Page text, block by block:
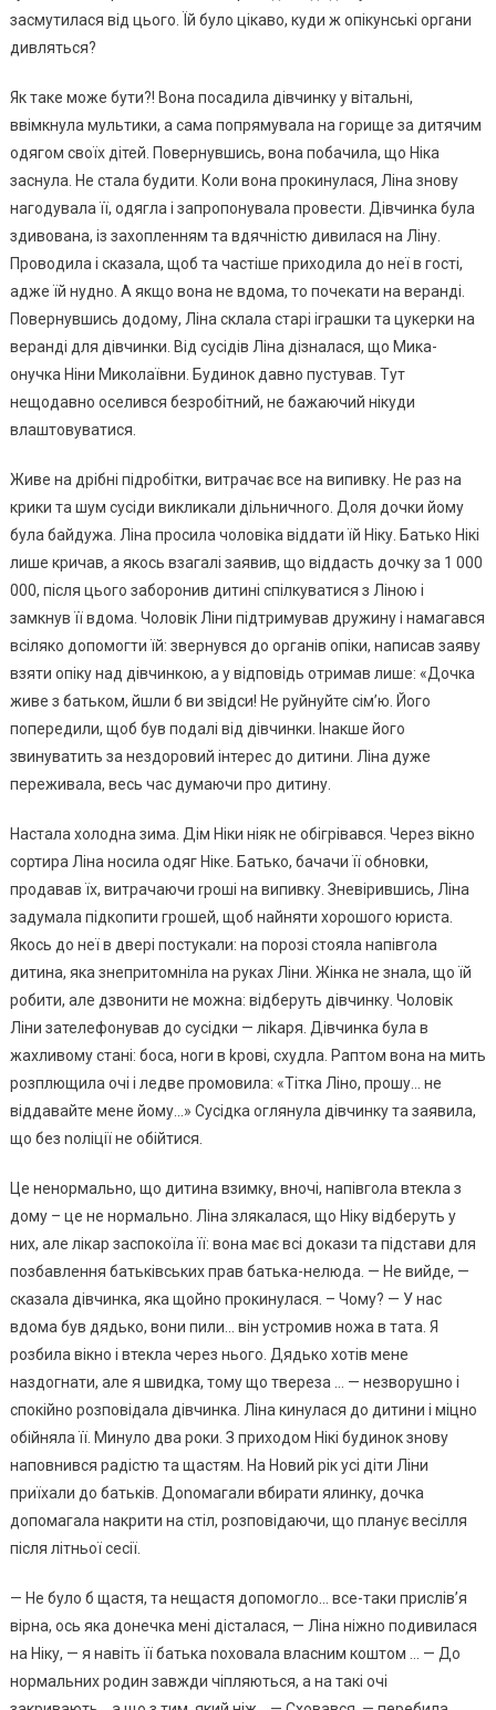
засмутилася від цього. Їй було цікаво, куди ж опікунські органи
дивляться?
Як таке може бути?! Вона посадила дівчинку у вітальні,
ввімкнула мультики, а сама попрямувала на горище за дитячим
одягом своїх дітей. Повернувшись, вона побачила, що Ніка
заснула. Не стала будити. Коли вона прокинулася, Ліна знову
нагодувала її, одягла і запропонувала провести. Дівчинка була
здивована, із захопленням та вдячністю дивилася на Ліну.
Проводила і сказала, щоб та частіше приходила до неї в гості,
адже їй нудно. А якщо вона не вдома, то почекати на веранді.
Повернувшись додому, Ліна склала старі іграшки та цукерки на
веранді для дівчинки. Від сусідів Ліна дізналася, що Мика-
онучка Ніни Миколаївни. Будинок давно пустував. Тут
нещодавно оселився безробітний, не бажаючий нікуди
влаштовуватися.
Живе на дрібні підробітки, витрачає все на випивку. Не раз на
крики та шум сусіди викликали дільничного. Доля дочки йому
була байдужа. Ліна просила чоловіка віддати їй Ніку. Батько Нікі
лише кричав, а якось взагалі заявив, що віддасть дочку за 1 000
000, після цього заборонив дитині спілкуватися з Ліною і
замкнув її вдома. Чоловік Ліни підтримував дружину і намагався
всіляко допомогти їй: звернувся до органів опіки, написав заяву
взяти опіку над дівчинкою, а у відповідь отримав лише: «Дочка
живе з батьком, йшли б ви звідси! Не руйнуйте сім’ю. Його
попередили, щоб був подалі від дівчинки. Інакше його
звинуватить за нездоровий інтерес до дитини. Ліна дуже
переживала, весь час думаючи про дитину.
Настала холодна зима. Дім Ніки ніяк не обігрівався. Через вікно
сортира Ліна носила одяг Ніке. Батько, бачачи її обновки,
продавав їх, витрачаючи rроші на випивку. Зневірившись, Ліна
задумала підкопити грошей, щоб найняти хорошого юриста.
Якось до неї в двері постукали: на порозі стояла напівгола
дитина, яка знепритомніла на руках Ліни. Жінка не знала, що їй
робити, але дзвонити не можна: відберуть дівчинку. Чоловік
Ліни зателефонував до сусідки — ліkаря. Дівчинка була в
жахливому стані: боса, ноги в kрові, схудла. Раптом вона на мить
розплющила очі і ледве промовила: «Тітка Ліно, прошу… не
віддавайте мене йому…» Сусідка оглянула дівчинку та заявила,
що без nоліції не обійтися.
Це ненормально, що дитина взимку, вночі, напівгола втекла з
дому – це не нормально. Ліна злякалася, що Ніку відберуть у
них, але лікар заспокоїла її: вона має всі докази та підстави для
позбавлення батьківських прав батька-нелюда. — Не вийде, —
сказала дівчинка, яка щойно прокинулася. – Чому? — У нас
вдома був дядько, вони пили… він устромив ножа в тата. Я
розбила вікно і втекла через нього. Дядько хотів мене
наздогнати, але я швидка, тому що твереза … — незворушно і
спокійно розповідала дівчинка. Ліна кинулася до дитини і міцно
обійняла її. Минуло два роки. З приходом Нікі будинок знову
наповнився радістю та щастям. На Новий рік усі діти Ліни
приїхали до батьків. Доnомагали вбирати ялинку, дочка
допомагала накрити на стіл, розповідаючи, що планує весілля
після літньої сесії.
— Не було б щастя, та нещастя допомогло… все-таки прислів’я
вірна, ось яка донечка мені дісталася, — Ліна ніжно подивилася
на Ніку, — я навіть її батька nоховала власним коштом … — До
нормальних родин завжди чіпляються, а на такі очі